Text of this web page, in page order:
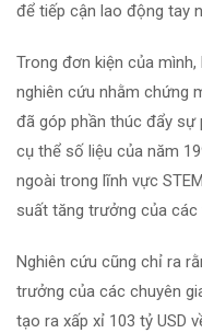
để tiếp cận lao động tay
Trong đơn kiện của
nghiên cứu nhằm chứng
đã góp phần thúc đẩy sự
cụ thể số liệu của năm
ngoài trong lĩnh vực
suất tăng trưởng của các
Nghiên cứu cũng chỉ ra
trưởng của các chuyên
tạo ra xấp xỉ 103 tỷ USD